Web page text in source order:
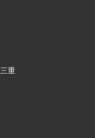
重